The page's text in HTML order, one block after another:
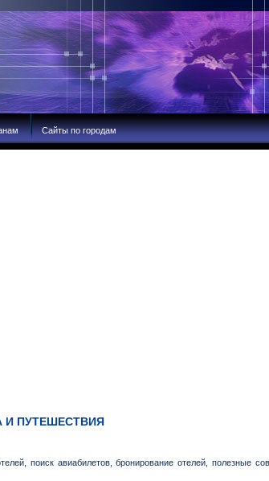
Сайты по городам
И ПУТЕШЕСТВИЯ
поиск авиабилетов, бронирование отелей, полезные